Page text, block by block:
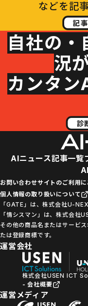
などを記
記
自社の
況
カンタン
診
AIニュース記事一覧
お問い合わせサイトのご利用
個人情報の取り扱いについて
「GATE」は、株式会社U-
「情シスマン」は、株式会社
その他の商品名またはサービ
たは登録商標です。
運営会社
株式会社USEN ICT
- 会社概要
運営メディア